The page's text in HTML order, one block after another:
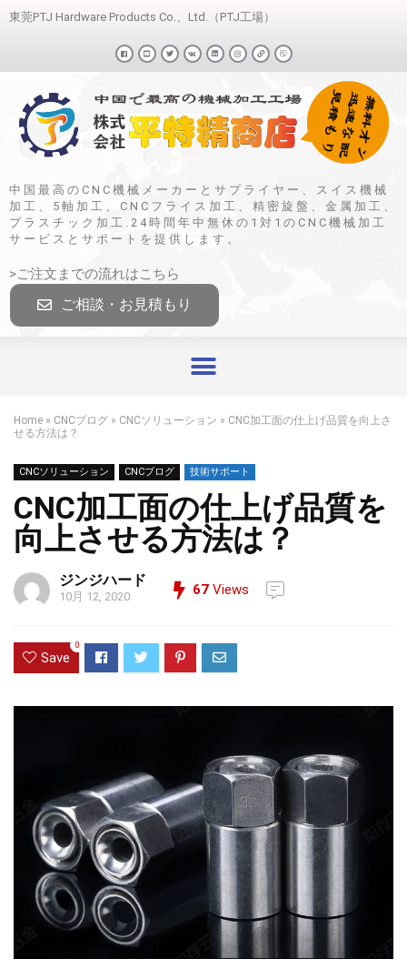
東莞PTJ Hardware Products Co.、Ltd.（PTJ工場）
中国最高のCNC機械メーカーとサプライヤー、スイス機械
加工、5軸加工、CNCフライス加工、精密旋盤、金属加工、
プラスチック加工.24時間年中無休の1対1のCNC機械加工
サービスとサポートを提供します。
>ご注文までの流れはこちら
ご相談・お見積もり
Home » CNCブログ » CNCソリューション » CNC加工面の仕上げ品質を向上さ
せる方法は？
CNCソリューション CNCブログ 技術サポート
CNC加工面の仕上げ品質を
向上させる方法は？
ジンジハード
10月 12, 2020 67 Views
Save
0